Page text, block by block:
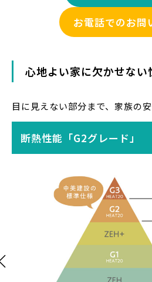
お電話でのお問
心地よい家に欠かせない
目に見えない部分まで、家族の
断熱性能「G2グレード」